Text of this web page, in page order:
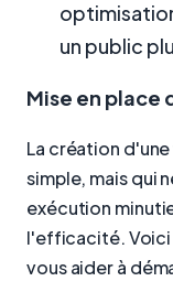
un public
Mise en place
La création
simple, mais qui
exécution
l'efficacité. Voici
vous aider à